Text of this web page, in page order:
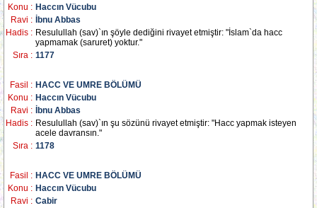
Konu : Haccın Vücubu
Ravi :
İbnu Abbas
Hadis : Resulullah (sav)`ın şöyle dediğini rivayet etmiştir: "İslam`da hacc
yapmamak (saruret) yoktur."
Sıra : 1177
Fasil : HACC VE UMRE BÖLÜMÜ
Konu : Haccın Vücubu
Ravi :
İbnu Abbas
Hadis : Resulullah (sav)`ın şu sözünü rivayet etmiştir: "Hacc yapmak isteyen
acele davransın."
Sıra : 1178
Fasil : HACC VE UMRE BÖLÜMÜ
Konu : Haccın Vücubu
Ravi : Cabir